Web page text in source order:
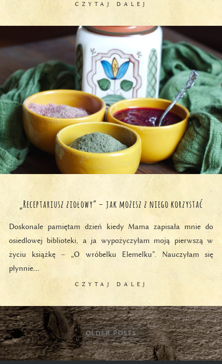
CZYTAJ DALEJ
„Receptariusz ziołowy” – jak możesz z niego korzystać
Doskonale pamiętam dzień kiedy Mama zapisała mnie do
osiedlowej biblioteki, a ja wypożyczyłam moją pierwszą w
życiu książkę – „O wróbelku Elemelku”. Nauczyłam się
płynnie…
CZYTAJ DALEJ
OLDER POSTS